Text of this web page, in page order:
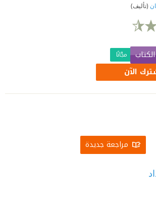
(تأليف)
مجّانًا
الآن
مراجعة جديدة